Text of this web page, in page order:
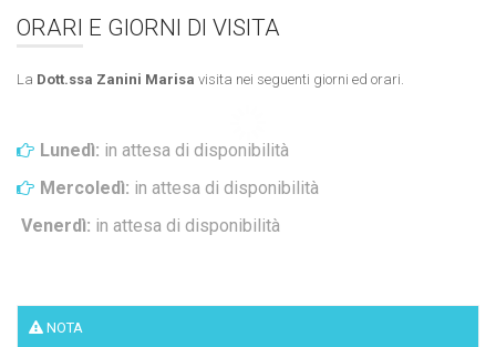
ORARI E GIORNI DI VISITA
La Dott.ssa Zanini Marisa visita nei seguenti giorni ed orari.
Lunedì: in attesa di disponibilità
Mercoledì: in attesa di disponibilità
Venerdì: in attesa di disponibilità
NOTA